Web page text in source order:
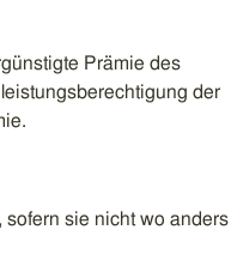
Prämie des
der
sie nicht wo anders